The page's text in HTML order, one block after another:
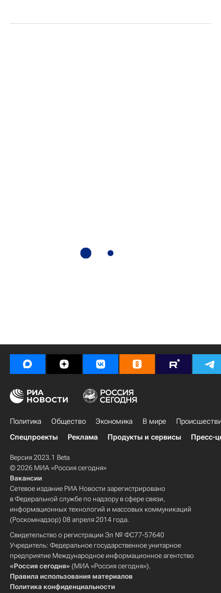
Политика Общество Экономика В мире
Спецпроекты
Реклама Продукты и сервисы Пресс-
Версия 2023.1 Beta
© 2026 МИА «Россия сегодня»
Вакансии
Сетевое издание РИА Новости зарегистрировано
в Федеральной службе по надзору в сфере связи,
информационных технологий и массовых коммуникаций
(Роскомнадзор) 08 апреля 2014 года.
Свидетельство о регистрации Эл № ФС77-57640
Учредитель: Федеральное государственное унитарное
предприятие Международное информационное агентство
«Россия сегодня» (МИА «Россия сегодня»).
Правила использования материалов
Политика конфиденциальности